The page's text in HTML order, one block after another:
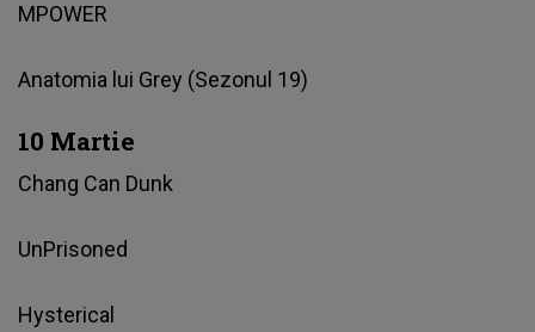
MPOWER
Anatomia lui Grey (Sezonul 19)
10 Martie
Chang Can Dunk
UnPrisoned
Hysterical